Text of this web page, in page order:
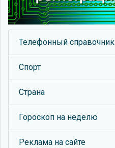
Телефонный справочник
Спорт
Страна
Гороскоп на неделю
Реклама на сайте